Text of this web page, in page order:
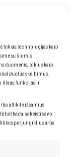
tokias technologijas kaip
su šiomis
duomenis, tokius kaip
skelbimus.
tikras funkcijas ir
atlikite išsamius
bet kada pakeisti savo
perjungiklius arba